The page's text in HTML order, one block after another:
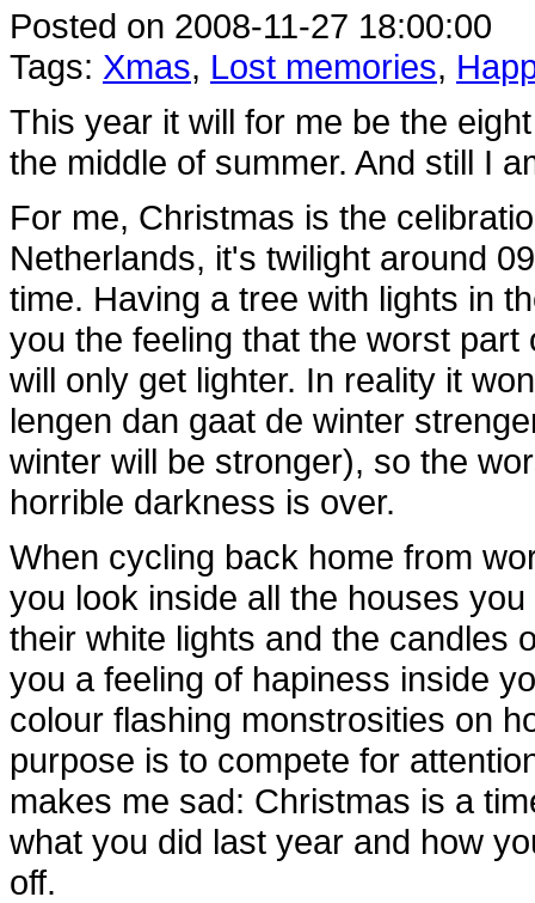
Posted on 2008-11-27 18:00:00
Tags: Xmas, Lost memories,
This year it will for me be the
the middle of summer. And still I
For me, Christmas is the
Netherlands, it's twilight around
time. Having a tree with lights in
you the feeling that the worst
will only get lighter. In reality it
lengen dan gaat de winter
winter will be stronger), so the
horrible darkness is over.
When cycling back home from
you look inside all the houses
their white lights and the candles
you a feeling of hapiness inside
colour flashing monstrosities on
purpose is to compete for
makes me sad: Christmas is a
what you did last year and how
off.